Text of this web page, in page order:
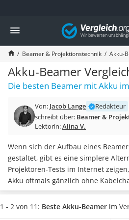
Die beliebtesten Vergleiche nach
Elektronik
Powerstation
Monitor 32 Zoll 4K
Fernseher
Drucker
Desktop-PC
Diascanner
Laser-Multifunktionsdrucker
Powerstation mit Solarpanel
Gaming-PC
Soundbar
17-Zoll-Laptop
Satellitenschüssel
Gaming-Headset
Vergleich
Beamer & Projektionstechnik Akku-
Akku-Beamer
Die besten Beamer mit Akku
Von: Jacob Lange
Redakteur
schreibt über: Beamer &
Lektorin:Alina V.
Wenn sich der Aufbau eines
gestaltet, gibt es eine simplere
Projektoren-Tests im Internet
Akku oftmals gänzlich ohne
ohne komplizierte Installation in
betriebsbereit sind. Ideal also,
1 - 2 von 11: Beste Akku-Beamer im